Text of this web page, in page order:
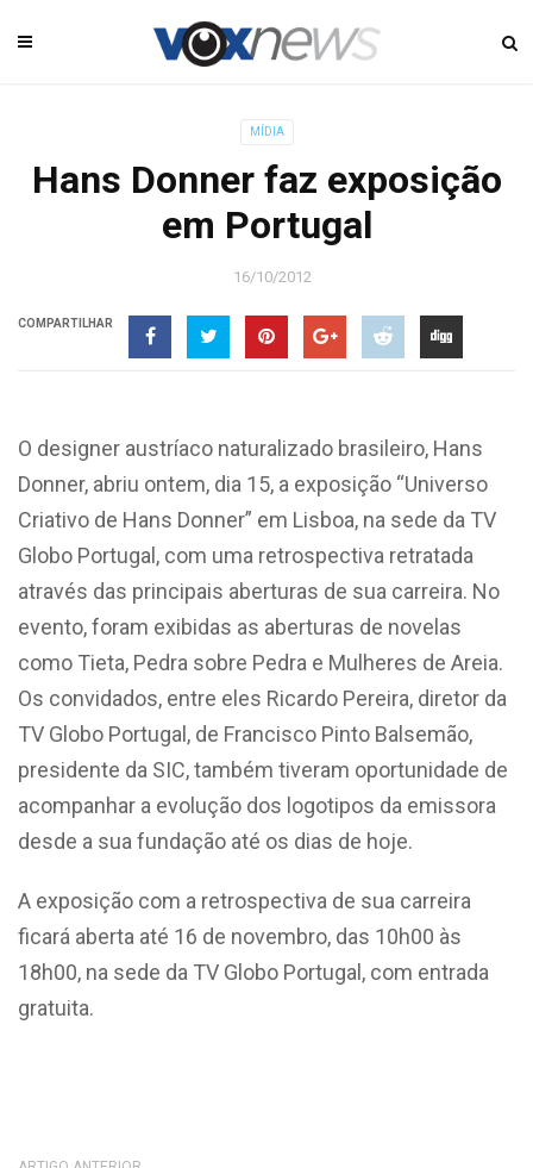
MÍDIA
Hans Donner faz exposição
em Portugal
16/10/2012
COMPARTILHAR
O designer austríaco naturalizado brasileiro, Hans
Donner, abriu ontem, dia 15, a exposição “Universo
Criativo de Hans Donner” em Lisboa, na sede da TV
Globo Portugal, com uma retrospectiva retratada
através das principais aberturas de sua carreira. No
evento, foram exibidas as aberturas de novelas
como Tieta, Pedra sobre Pedra e Mulheres de Areia.
Os convidados, entre eles Ricardo Pereira, diretor da
TV Globo Portugal, de Francisco Pinto Balsemão,
presidente da SIC, também tiveram oportunidade de
acompanhar a evolução dos logotipos da emissora
desde a sua fundação até os dias de hoje.
A exposição com a retrospectiva de sua carreira
ficará aberta até 16 de novembro, das 10h00 às
18h00, na sede da TV Globo Portugal, com entrada
gratuita.